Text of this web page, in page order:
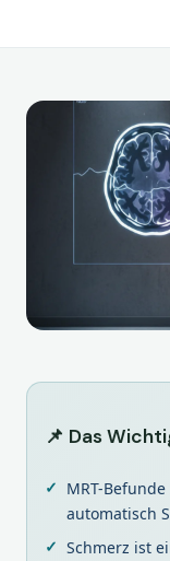
📌 Das
MRT-
automatisch
Schmerz ist